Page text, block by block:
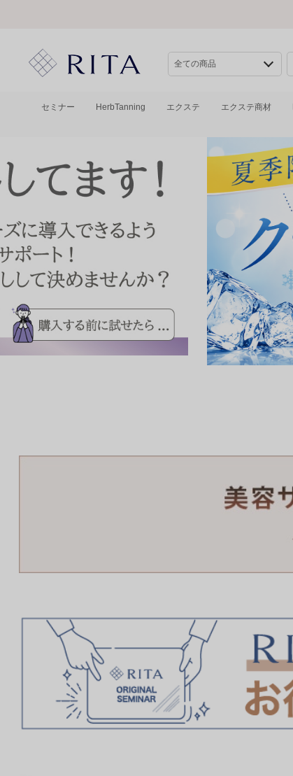
セミナー HerbTanning エクステ エクステ商材